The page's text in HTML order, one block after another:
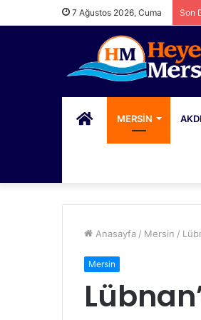
7 Ağustos 2026, Cuma Son
PORTALMERSIN
Anasayfa / Mersin /
Mersin